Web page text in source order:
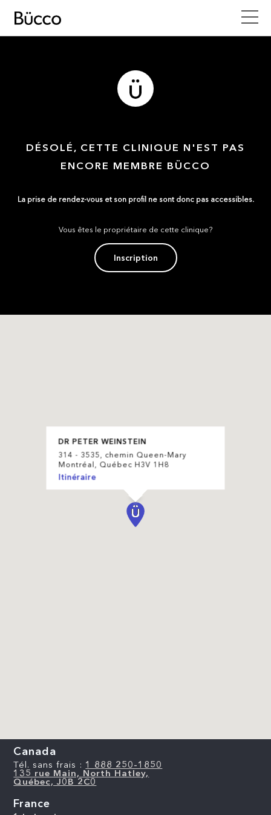
DÉSOLÉ, CETTE CLINIQUE N'EST PAS
ENCORE MEMBRE BÜCCO
La prise de rendez-vous et son profil ne sont donc pas accessibles.
Vous êtes le propriétaire de cette clinique?
Inscription
DR PETER WEINSTEIN
314 - 3535, chemin Queen-Mary
Montréal, Québec H3V 1H8
Itinéraire
Canada
Tél. sans frais : 1 888 250-1850
135 rue Main, North Hatley,
Québec, J0B 2C0
France